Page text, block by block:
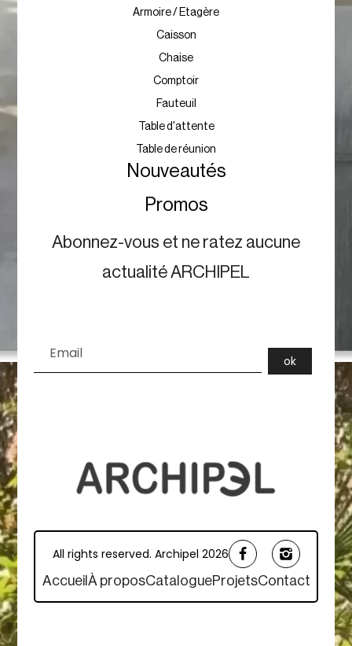
Armoire / Etagère
Caisson
Chaise
Comptoir
Fauteuil
Table d'attente
Table de réunion
Nouveautés
Promos
Abonnez-vous et ne ratez aucune
actualité ARCHIPEL
All rights reserved. Archipel 2026
Accueil À proposCatalogueProjetsContact